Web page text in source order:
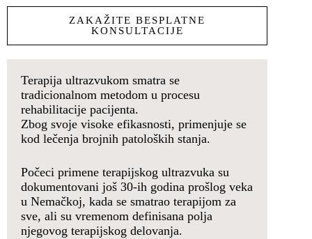
ZAKAŽITE BESPLATNE
KONSULTACIJE
Terapija ultrazvukom smatra se
tradicionalnom metodom u procesu
rehabilitacije pacijenta.
Zbog svoje visoke efikasnosti, primenjuje se
kod lečenja brojnih patoloških stanja.
Počeci primene terapijskog ultrazvuka su
dokumentovani još 30-ih godina prošlog veka
u Nemačkoj, kada se smatrao terapijom za
sve, ali su vremenom definisana polja
njegovog terapijskog delovanja.